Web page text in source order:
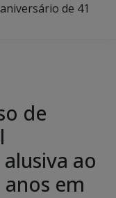
de 41
de
ao
em